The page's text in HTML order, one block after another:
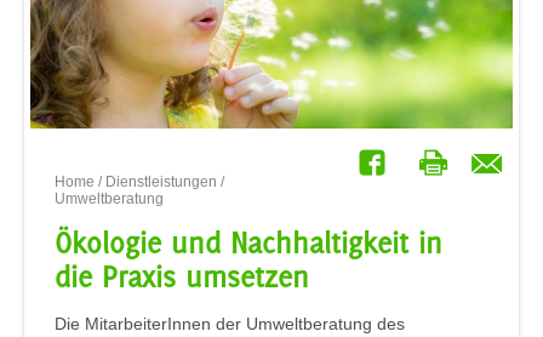
Home / Dienstleistungen /
Umweltberatung
Ökologie und Nachhaltigkeit in
die Praxis umsetzen
Die MitarbeiterInnen der Umweltberatung des